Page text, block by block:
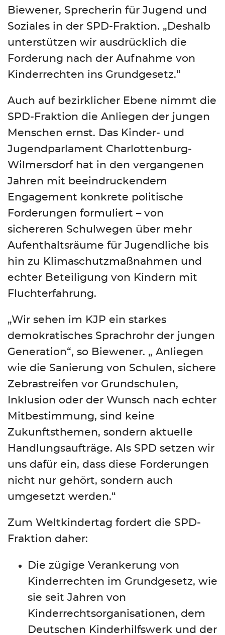
Biewener, Sprecherin für Jugend und
Soziales in der SPD-Fraktion. „Deshalb
unterstützen wir ausdrücklich die
Forderung nach der Aufnahme von
Kinderrechten ins Grundgesetz.“
Auch auf bezirklicher Ebene nimmt die
SPD-Fraktion die Anliegen der jungen
Menschen ernst. Das Kinder- und
Jugendparlament Charlottenburg-
Wilmersdorf hat in den vergangenen
Jahren mit beeindruckendem
Engagement konkrete politische
Forderungen formuliert – von
sichereren Schulwegen über mehr
Aufenthaltsräume für Jugendliche bis
hin zu Klimaschutzmaßnahmen und
echter Beteiligung von Kindern mit
Fluchterfahrung.
„Wir sehen im KJP ein starkes
demokratisches Sprachrohr der jungen
Generation“, so Biewener. „ Anliegen
wie die Sanierung von Schulen, sichere
Zebrastreifen vor Grundschulen,
Inklusion oder der Wunsch nach echter
Mitbestimmung, sind keine
Zukunftsthemen, sondern aktuelle
Handlungsaufträge. Als SPD setzen wir
uns dafür ein, dass diese Forderungen
nicht nur gehört, sondern auch
umgesetzt werden.“
Zum Weltkindertag fordert die SPD-
Fraktion daher:
Die zügige Verankerung von
Kinderrechten im Grundgesetz, wie
sie seit Jahren von
Kinderrechtsorganisationen, dem
Deutschen Kinderhilfswerk und der